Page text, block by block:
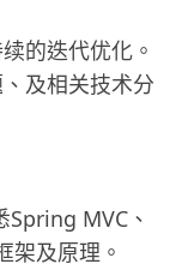
的迭代优化。
及相关技术分
Spring MVC、
及原理。